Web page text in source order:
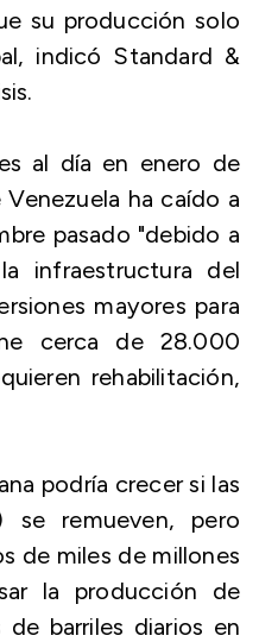
su producción solo
indicó Standard &
al día en enero de
ha caído a
pasado "debido a
infraestructura del
mayores para
cerca de 28.000
rehabilitación,
podría crecer si las
se remueven, pero
de miles de millones
la producción de
barriles diarios en